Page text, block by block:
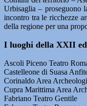
Urbisaglia – proseguono
incontro tra le ricchezze
della regione per una
I luoghi della XXII
Ascoli Piceno Teatro
Castelleone di Suasa
Corinaldo Area
Cupra Marittima Area
Fabriano Teatro Gentile